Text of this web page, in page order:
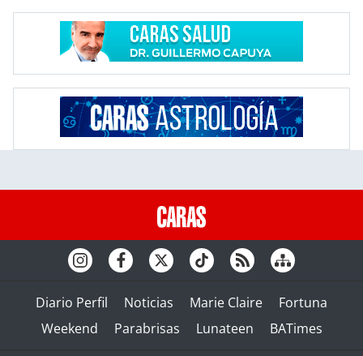
Diario Perfil Noticias Marie Claire
Fortuna
Weekend
Parabrisas Lunateen BATimes